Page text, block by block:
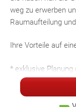
weg zu erwerben
Raumaufteilung
Ihre Vorteile auf
* exklusive
Raum für Ihre
* traumhafte Aus-